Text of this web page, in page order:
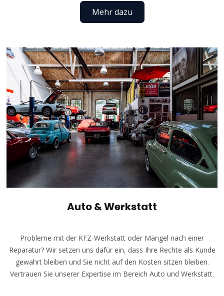
Mehr dazu
Auto & Werkstatt
Probleme mit der KFZ-Werkstatt oder Mängel nach einer
Reparatur? Wir setzen uns dafür ein, dass Ihre Rechte als Kunde
gewahrt bleiben und Sie nicht auf den Kosten sitzen bleiben.
Vertrauen Sie unserer Expertise im Bereich Auto und Werkstatt.